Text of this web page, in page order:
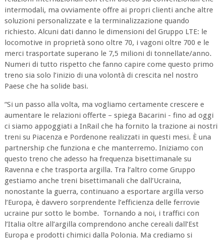
intermodali, ma ovviamente offre ai propri clienti anche altre
soluzioni personalizzate e la terminalizzazione quando
richiesto. Alcuni dati danno le dimensioni del Gruppo LTE: le
locomotive in proprietà sono oltre 70, i vagoni oltre 700 e le
merci trasportate superano le 7,5 milioni di tonnellate/anno.
Numeri di tutto rispetto che fanno capire come questo primo
treno sia solo l’inizio di una volontà di crescita nel nostro
Paese che ha solide basi.
“Si un passo alla volta, ma vogliamo certamente crescere e
aumentare le relazioni offerte – spiega Bacarini - fino ad oggi
ci siamo appoggiati a InRail che ha fornito la trazione ai nostri
treni su Piacenza e Pordenone realizzati in questi mesi. È una
partnership che funziona e che manterremo. Iniziamo con
questo treno che adesso ha frequenza bisettimanale su
Ravenna e che trasporta argilla. Tra l’altro come Gruppo
gestiamo anche treni bisettimanali che dall’Ucraina,
nonostante la guerra, continuano a esportare argilla verso
l’Europa, è davvero sorprendente l’efficienza delle ferrovie
ucraine pur sotto le bombe. Tornando a noi, i traffici con
l’Italia oltre all’argilla comprendono anche cereali dall’Est
Europa e prodotti chimici dalla Polonia. Ma crediamo si